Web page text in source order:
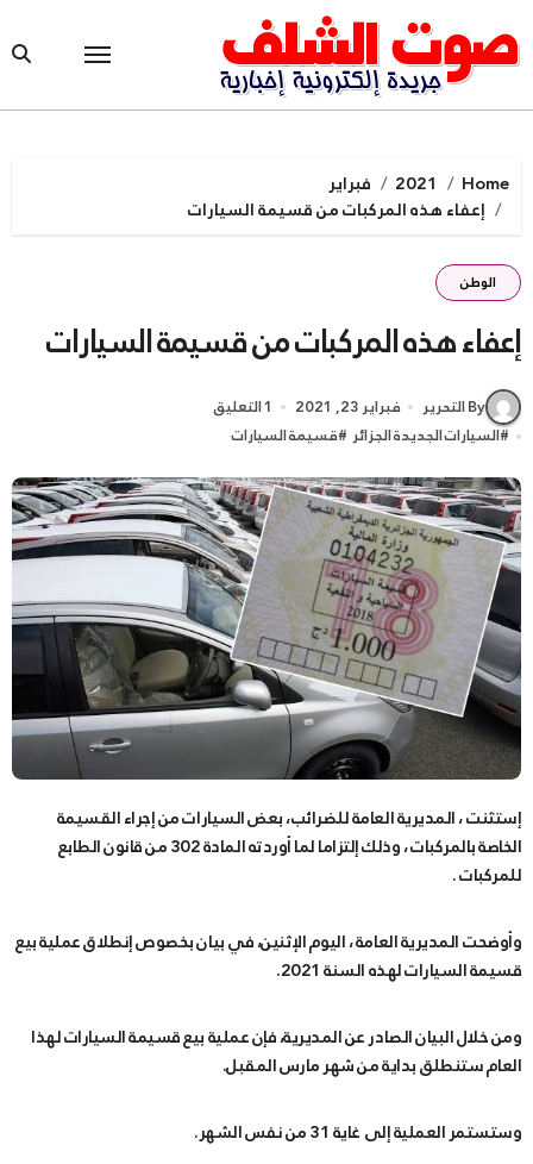
to
content
Home
2021
فبراير
إعفاء هذه المركبات من قسيمة السيارات
الوطن
إعفاء هذه المركبات من قسيمة السيارات
By التحرير فبراير 23, 2021
1 التعليق
#السيارات الجديدة الجزائر #قسيمة السيارات
إستثنت ، المديرية العامة للضرائب، بعض السيارات من إجراء القسيمة
الخاصة بالمركبات ، وذلك إلتزاما لما أوردته المادة 302 من قانون الطابع
للمركبات .
وأوضحت المديرية العامة ، اليوم الإثنين، في بيان بخصوص إنطلاق عمليةبيع
قسيمة السیاراتلهذه السنة 2021.
ومن خلال البيان الصادر عن المديرية، فإن عملیة بیع قسیمة السیارات لهذا
العام ستنطلق بداية من شهر مارس المقبل.
وستستمر العملية إلى غاية 31 من نفس الشهر.